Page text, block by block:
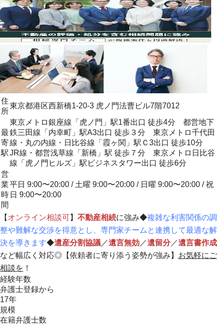
住
所
東京都港区西新橋1-20-3 虎ノ門法曹ビル7階7012
最
寄
駅
東京メトロ銀座線「虎ノ門」駅1番出口 徒歩4分 都営地下
鉄三田線「内幸町」駅A3出口 徒歩３分 東京メトロ千代田
線・丸の内線・日比谷線「霞ヶ関」駅Ｃ3出口 徒歩10分
JR線・都営浅草線「新橋」駅 徒歩７分 東京メトロ日比谷
線「虎ノ門ヒルズ」駅ビジネスタワー出口 徒歩6分
営
業
時
間
平日 9:00〜20:00 / 土曜 9:00〜20:00 / 日曜 9:00〜20:00 / 祝
日 9:00〜20:00
【 オンライン相談可】 不動産相続に強み◆複雑な利害関係の調
整や難解な交渉を得意とし、専門家チームと連携して最適な解
決を導きます◆遺産分割協議 ／遺言無効 ／遺留分／遺言書作成
など幅広く対応◎【依頼者に寄り添う姿勢が強み 】 お気軽にご
相談を ！
経験年数
弁護士登録から
17年
規模
在籍弁護士数